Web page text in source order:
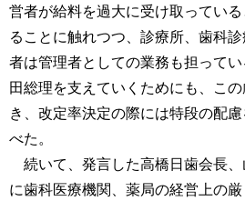
営者が給料を過大に受け取ってい
ることに触れつつ、診療所、歯科
者は管理者としての業務も担って
田総理を支えていくためにも、こ
き、改定率決定の際には特段の配
べた。
続いて、発言した高橋日歯会長、
に歯科医療機関、薬局の経営上の